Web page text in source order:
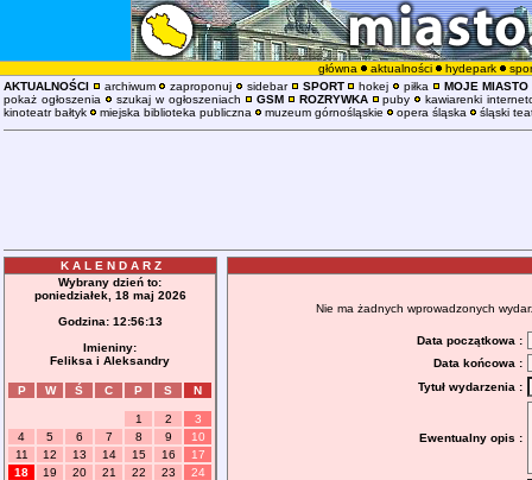
główna aktualności hydepark
AKTUALNOŚCI
archiwum zaproponuj sidebar SPORT hokej piłka
MOJE MIASTO
pokaż ogłoszenia
szukaj w ogłoszeniach GSM ROZRYWKA puby
kawiarenki
kinoteatr bałtyk
miejska biblioteka publiczna muzeum górnośląskie opera śląska śląski
K A L E N D A R Z
Wybrany dzień to:
poniedziałek, 18 maj 2026
Godzina: 12:56:13
Imieniny:
Feliksa i Aleksandry
P W Ś C P S N
1 2
3
4
5 6 7 8 9
10
11
12 13 14 15 16
17
18
19 20 21 22 23
24
Nie ma żadnych wprowadzonych
Data początkowa :
Data końcowa :
Tytuł wydarzenia :
Ewentualny opis :